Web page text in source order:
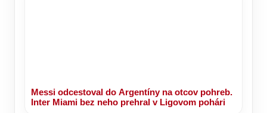
Messi odcestoval do Argentíny na otcov pohreb.
Inter Miami bez neho prehral v Ligovom pohári